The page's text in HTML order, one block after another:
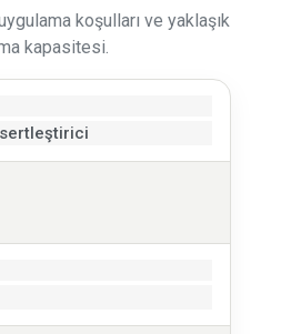
koşulları ve yaklaşık
kapasitesi.